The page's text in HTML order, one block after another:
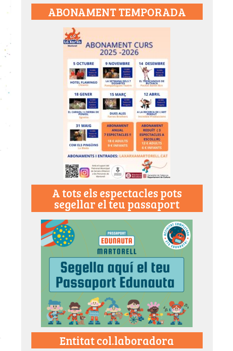
ABONAMENT TEMPORADA
A tots els espectacles pots
segellar el teu passaport
Entitat col.laboradora